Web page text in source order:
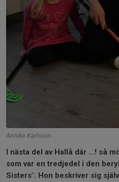
Annika Karlsson
I nästa del av Hallå där ...! så
som var en tredjedel i den
Sisters". Hon beskriver sig